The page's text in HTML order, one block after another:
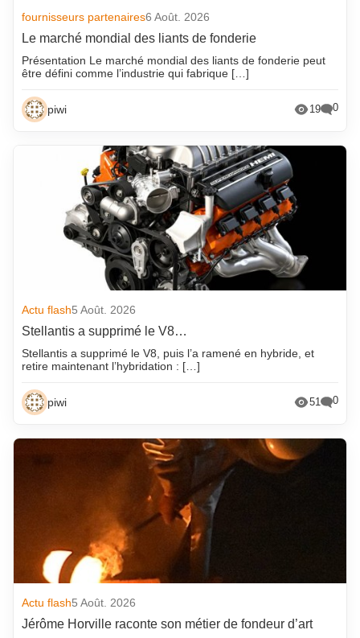
fournisseurs partenaires6 Août. 2026
Le marché mondial des liants de fonderie
Présentation Le marché mondial des liants de fonderie peut
être défini comme l’industrie qui fabrique […]
piwi 19 0
Actu flash5 Août. 2026
Stellantis a supprimé le V8…
Stellantis a supprimé le V8, puis l’a ramené en hybride, et
retire maintenant l’hybridation : […]
piwi 51 0
Actu flash5 Août. 2026
Jérôme Horville raconte son métier de fondeur d’art